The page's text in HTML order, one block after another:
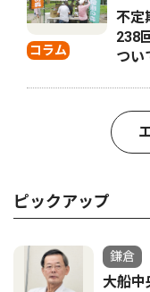
コラム
不
238
つい
ピックアップ
鎌倉
大船